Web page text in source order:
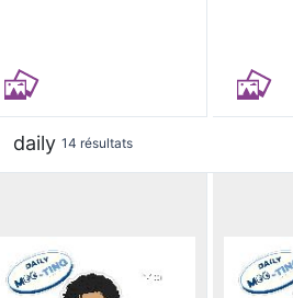
daily 14 résultats